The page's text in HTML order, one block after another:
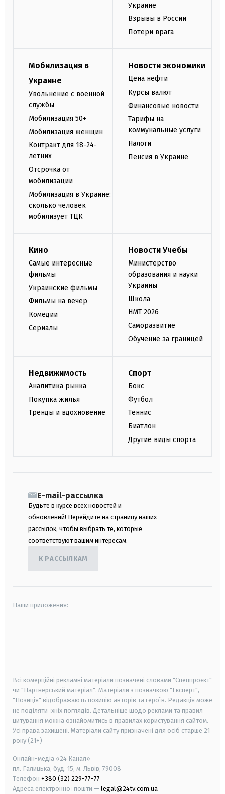
Украине
Взрывы в России
Потери врага
Мобилизация в
Украине
Увольнение с военной
службы
Мобилизация 50+
Мобилизация женщин
Контракт для 18-24-
летних
Отсрочка от
мобилизации
Мобилизация в Украине:
сколько человек
мобилизует ТЦК
Новости экономики
Цена нефти
Курсы валют
Финансовые новости
Тарифы на
коммунальные услуги
Налоги
Пенсия в Украине
Кино
Самые интересные
фильмы
Украинские фильмы
Фильмы на вечер
Комедии
Сериалы
Новости Учебы
Министерство
образования и науки
Украины
Школа
НМТ 2026
Саморазвитие
Обучение за границей
Недвижимость
Аналитика рынка
Покупка жилья
Тренды и вдохновение
Спорт
Бокс
Футбол
Теннис
Биатлон
Другие виды спорта
E-mail-рассылка
Будьте в курсе всех новостей и
обновлений! Перейдите на страницу наших
рассылок, чтобы выбрать те, которые
соответствуют вашим интересам.
К РАССЫЛКАМ
Наши приложения:
Всі комерційні рекламні матеріали позначені словами "Спецпроєкт"
чи "Партнерський матеріал". Матеріали з позначкою "Експерт",
"Позиція" відображають позицію авторів та героїв. Редакція може
не поділяти їхніх поглядів. Детальніше щодо реклами та правил
цитування можна ознайомитись в правилах користування сайтом.
Усі права захищені. Матеріали сайту призначені для осіб старше 21
року (21+)
Онлайн-медіа «24 Канал»
пл. Галицька, буд. 15, м. Львів, 79008
Телефон +380 (32) 229-77-77
Адреса електронної пошти — legal@24tv.com.ua